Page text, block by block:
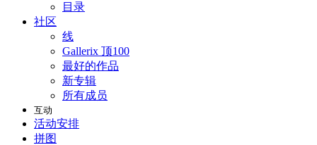
目录
社区
线
Gallerix 顶100
最好的作品
新专辑
所有成员
互动
活动安排
拼图